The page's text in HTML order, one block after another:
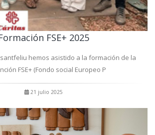
FSE+ 2025
hemos asistido a la formación de la
FSE+ (Fondo social Europeo P
21 julio 2025